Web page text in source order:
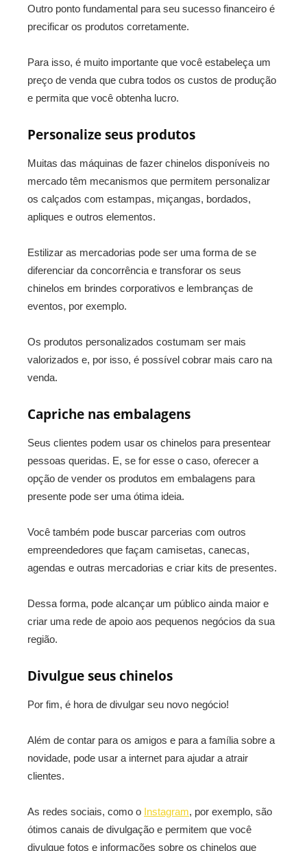
Outro ponto fundamental para seu sucesso financeiro é
precificar os produtos corretamente.
Para isso, é muito importante que você estabeleça um
preço de venda que cubra todos os custos de produção
e permita que você obtenha lucro.
Personalize seus produtos
Muitas das máquinas de fazer chinelos disponíveis no
mercado têm mecanismos que permitem personalizar
os calçados com estampas, miçangas, bordados,
apliques e outros elementos.
Estilizar as mercadorias pode ser uma forma de se
diferenciar da concorrência e transforar os seus
chinelos em brindes corporativos e lembranças de
eventos, por exemplo.
Os produtos personalizados costumam ser mais
valorizados e, por isso, é possível cobrar mais caro na
venda.
Capriche nas embalagens
Seus clientes podem usar os chinelos para presentear
pessoas queridas. E, se for esse o caso, oferecer a
opção de vender os produtos em embalagens para
presente pode ser uma ótima ideia.
Você também pode buscar parcerias com outros
empreendedores que façam camisetas, canecas,
agendas e outras mercadorias e criar kits de presentes.
Dessa forma, pode alcançar um público ainda maior e
criar uma rede de apoio aos pequenos negócios da sua
região.
Divulgue seus chinelos
Por fim, é hora de divulgar seu novo negócio!
Além de contar para os amigos e para a família sobre a
novidade, pode usar a internet para ajudar a atrair
clientes.
As redes sociais, como o Instagram, por exemplo, são
ótimos canais de divulgação e permitem que você
divulgue fotos e informações sobre os chinelos que